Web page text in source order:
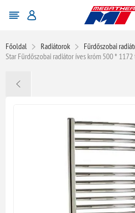
Főoldal Radiátorok
Fürdőszobai
Star Fürdőszobai radiátor íves króm 500 *